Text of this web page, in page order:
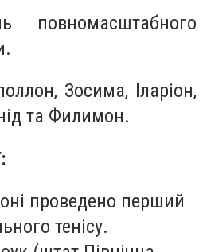
Зосима, Іларіон,
та Филимон.
проведено перший
тенісу.